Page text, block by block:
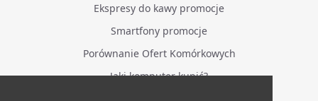
Ekspresy do kawy promocje
Smartfony promocje
Porównanie Ofert Komórkowych
Jaki komputer kupić?